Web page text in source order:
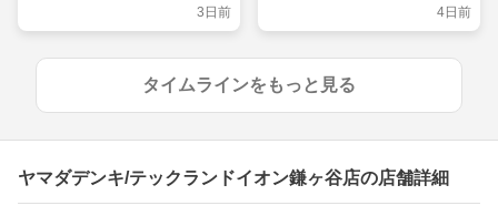
3日前 4日前
タイムラインをもっと見る
ヤマダデンキ/テックランドイオン鎌ヶ谷店の店舗詳細